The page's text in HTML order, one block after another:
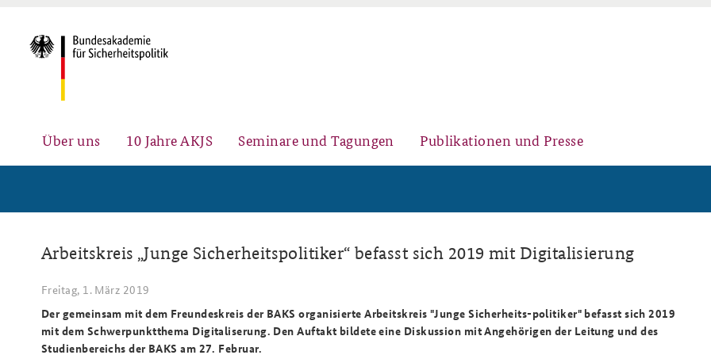
Über uns
Aktuelles (menu position rule) Auftrag und Organisation
Kompetenzzentrum Strategische
Vorausschau
Team
10 Jahre AKJS Seminare und Tagungen
Führungskräfteseminar für
Sicherheitspolitik
Kernseminar für
Sicherheitspolitik
Fachseminar Digitalisierung und
Sicherheitspolitik
Fachseminar Desinformation und
Publikationen und Presse
#angeBAKSt: Aktuelle
Kommentare zur
Arbeitspapiere Sicherheitspolitik
Ansprechpartner für Presse- und
andere Medienanfragen
Newsletter-Archiv
Arbeitskreis „Junge Sicherheitspolitiker“ befasst sich 2019 mit Digitalisierung
Freitag, 1. März 2019
Der gemeinsam mit dem Freundeskreis der BAKS organisierte Arbeitskreis "Junge Sicherheits-politiker" befasst sich 2019
mit dem Schwerpunktthema Digitaliserung. Den Auftakt bildete eine Diskussion mit Angehörigen der Leitung und des
Studienbereichs der BAKS am 27. Februar.